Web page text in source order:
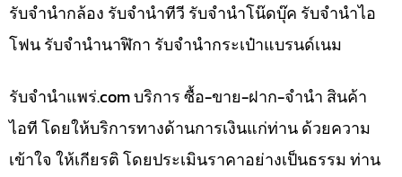
รับจำนำกล้อง รับจำนำทีวี รับจำนำโน๊ดบุ๊ค รับจำนำไอ
โฟน รับจำนำนาฬิกา รับจำนำกระเป๋าแบรนด์เนม
รับจํานําแพร่.com บริการ ซื้อ-ขาย-ฝาก-จำนำ สินค้า
ไอที โดยให้บริการทางด้านการเงินแก่ท่าน ด้วยความ
เข้าใจ ให้เกียรติ โดยประเมินราคาอย่างเป็นธรรม ท่าน